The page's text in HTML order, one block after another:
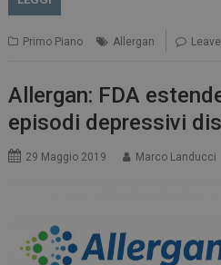
Primo Piano Allergan
Allergan: FDA
episodi depressivi
29 Maggio 2019 Marco Landucci